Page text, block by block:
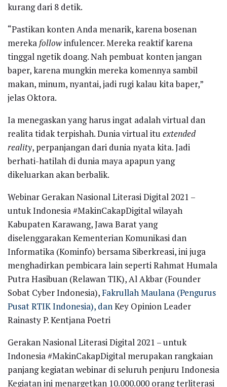
kurang dari 8 detik.
“Pastikan konten Anda menarik, karena bosenan
mereka followinfulencer. Mereka reaktif karena
tinggal ngetik doang. Nah pembuat konten jangan
baper, karena mungkin mereka komennya sambil
makan, minum, nyantai, jadi rugi kalau kita baper,”
jelas Oktora.
Ia menegaskan yang harus ingat adalah virtual dan
realita tidak terpishah. Dunia virtual itu extended
reality, perpanjangan dari dunia nyata kita. Jadi
berhati-hatilah di dunia maya apapun yang
dikeluarkan akan berbalik.
Webinar Gerakan Nasional Literasi Digital 2021 –
untuk Indonesia #MakinCakapDigital wilayah
Kabupaten Karawang, Jawa Barat yang
diselenggarakan Kementerian Komunikasi dan
Informatika (Kominfo) bersama Siberkreasi, ini juga
menghadirkan pembicara lain seperti Rahmat Humala
Putra Hasibuan (Relawan TIK), Al Akbar (Founder
Sobat Cyber Indonesia),Fakrullah Maulana (Pengurus
Pusat RTIK Indonesia), danKey Opinion Leader
Rainasty P. Kentjana Poetri
Gerakan Nasional Literasi Digital 2021 – untuk
Indonesia #MakinCakapDigital merupakan rangkaian
panjang kegiatan webinar di seluruh penjuru Indonesia
Kegiatan ini menargetkan 10.000.000 orang terliterasi